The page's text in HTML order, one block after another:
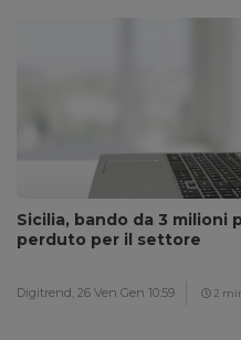
Sicilia, bando da 3 milioni
perduto per il settore
Digitrend, 26 Ven Gen 10:59 2